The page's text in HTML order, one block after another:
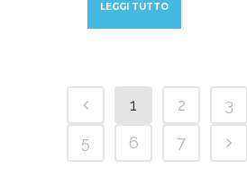
LEGGI TUTTO
1 2 3
5
6 7